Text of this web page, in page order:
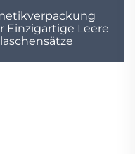
Einzigartige Leere